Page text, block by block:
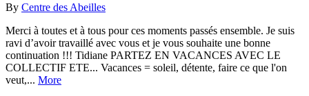
By Centre des Abeilles
Merci à toutes et à tous pour ces moments passés ensemble. Je suis
ravi d’avoir travaillé avec vous et je vous souhaite une bonne
continuation !!! Tidiane PARTEZ EN VACANCES AVEC LE
COLLECTIF ETE... Vacances = soleil, détente, faire ce que l'on
veut,... More